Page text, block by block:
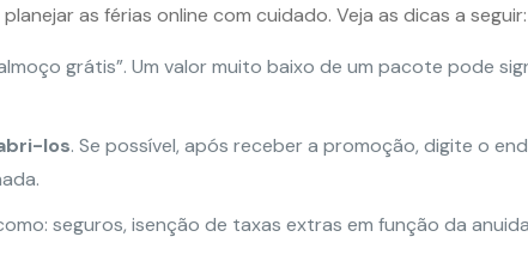
as férias online com cuidado. Veja as dicas a seguir:
grátis”. Um valor muito baixo de um pacote pode
los. Se possível, após receber a promoção, digite o
seguros, isenção de taxas extras em função da